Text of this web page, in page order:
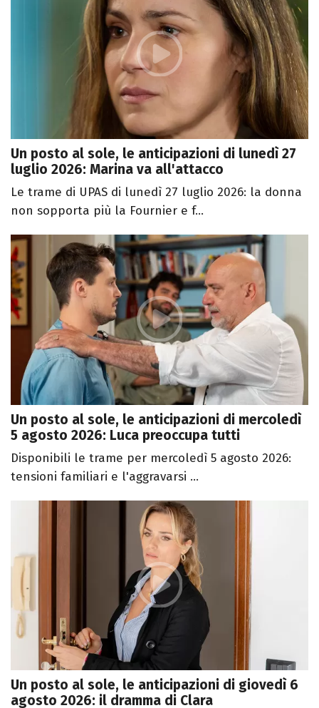
Un posto al sole, le anticipazioni di lunedì 27
luglio 2026: Marina va all'attacco
Le trame di UPAS di lunedì 27 luglio 2026: la donna
non sopporta più la Fournier e f...
Un posto al sole, le anticipazioni di mercoledì
5 agosto 2026: Luca preoccupa tutti
Disponibili le trame per mercoledì 5 agosto 2026:
tensioni familiari e l'aggravarsi ...
Un posto al sole, le anticipazioni di giovedì 6
agosto 2026: il dramma di Clara